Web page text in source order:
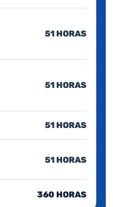
51 HORAS
51 HORAS
51 HORAS
51 HORAS
360 HORAS